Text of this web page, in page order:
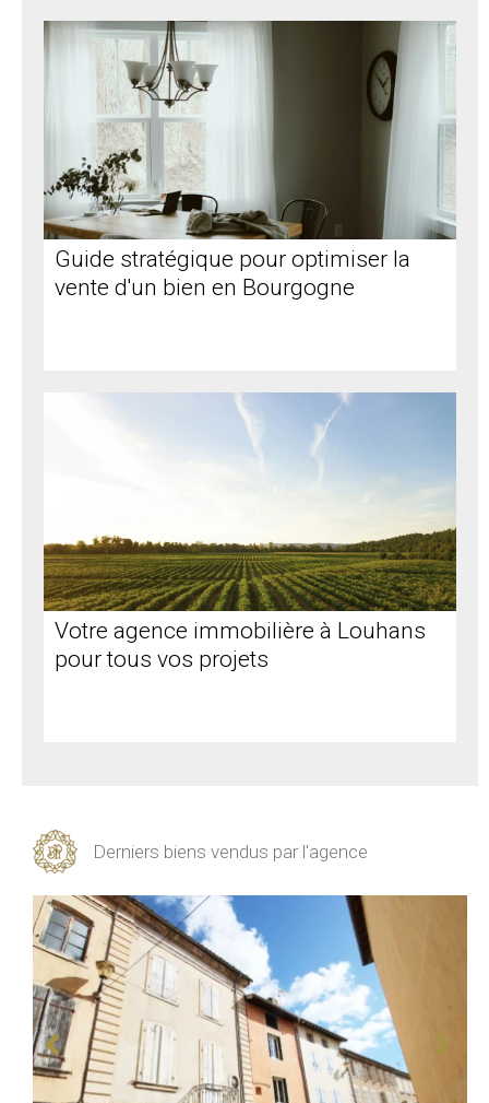
Guide stratégique pour optimiser la
vente d'un bien en Bourgogne
Votre agence immobilière à Louhans
pour tous vos projets
Derniers biens vendus par l'agence